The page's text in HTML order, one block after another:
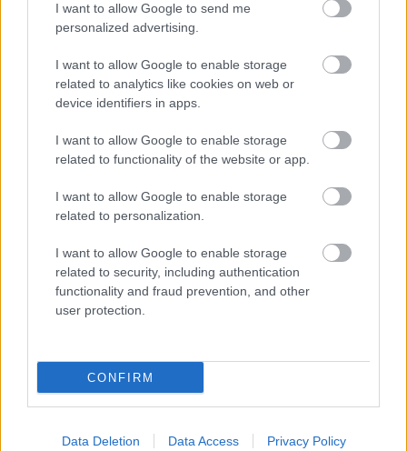
I want to allow Google to send me
personalized advertising.
I want to allow Google to enable storage
related to analytics like cookies on web or
device identifiers in apps.
I want to allow Google to enable storage
related to functionality of the website or app.
I want to allow Google to enable storage
related to personalization.
I want to allow Google to enable storage
related to security, including authentication
functionality and fraud prevention, and other
user protection.
CONFIRM
Data Deletion Data Access Privacy Policy
IGAZI RITKASÁG: KILENC NAPPAL KORÁBBAN
NYITJÁK MEG A FELÚJÍTÁS ALATT ÁLLÓ HECSEI ÚTI
Hétfőn hajnali négy órától ismét minden közlekedő használhatja
az átkelőt, az autóbuszok is visszatérnek eredeti útvonalukra.
Szólj hozzá!